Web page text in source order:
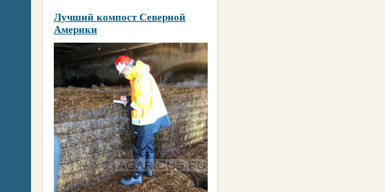
Лучший компост Северной
Америки